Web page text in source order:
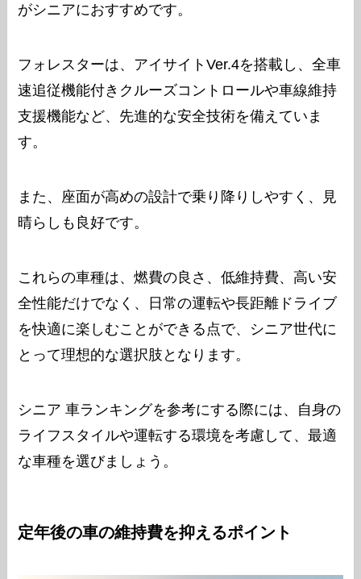
がシニアにおすすめです。
フォレスターは、アイサイトVer.4を搭載し、全車
速追従機能付きクルーズコントロールや車線維持
支援機能など、先進的な安全技術を備えていま
す。
また、座面が高めの設計で乗り降りしやすく、見
晴らしも良好です。
これらの車種は、燃費の良さ、低維持費、高い安
全性能だけでなく、日常の運転や長距離ドライブ
を快適に楽しむことができる点で、シニア世代に
とって理想的な選択肢となります。
シニア 車ランキングを参考にする際には、自身の
ライフスタイルや運転する環境を考慮して、最適
な車種を選びましょう。
定年後の車の維持費を抑えるポイント